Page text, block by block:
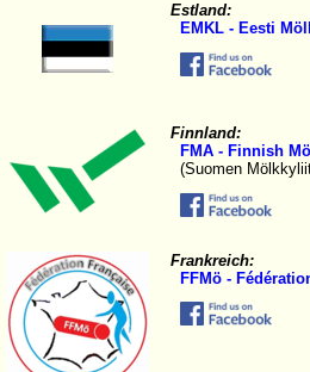
Estland:
EMKL - Eesti
Finnland:
FMA - Finnish
(Suomen
Frankreich:
FFMö -